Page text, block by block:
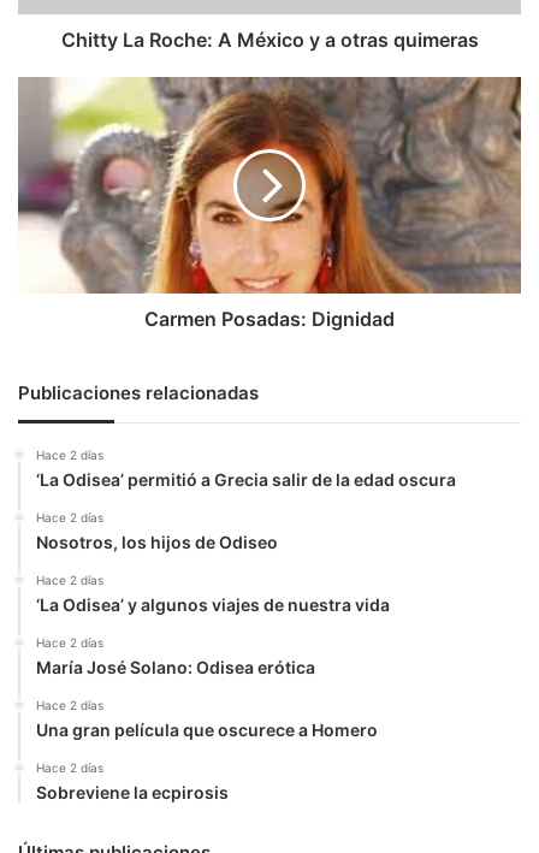
quimeras
Chitty La Roche: A México y a otras quimeras
Posadas:
Dignidad
Carmen Posadas: Dignidad
Publicaciones relacionadas
Hace 2 días
‘La Odisea’ permitió a Grecia salir de la edad oscura
Hace 2 días
Nosotros, los hijos de Odiseo
Hace 2 días
‘La Odisea’ y algunos viajes de nuestra vida
Hace 2 días
María José Solano: Odisea erótica
Hace 2 días
Una gran película que oscurece a Homero
Hace 2 días
Sobreviene la ecpirosis